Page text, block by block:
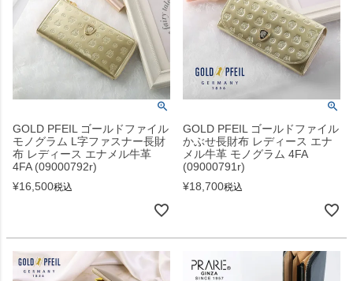
GOLD PFEIL ゴールドファイル
モノグラム L字ファスナー長財
布 レディース エナメル牛革
4FA (09000792r)
¥16,500税込
GOLD PFEIL ゴールドファイル
かぶせ長財布 レディース エナ
メル牛革 モノグラム 4FA
(09000791r)
¥18,700税込